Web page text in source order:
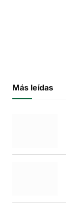
Más leídas